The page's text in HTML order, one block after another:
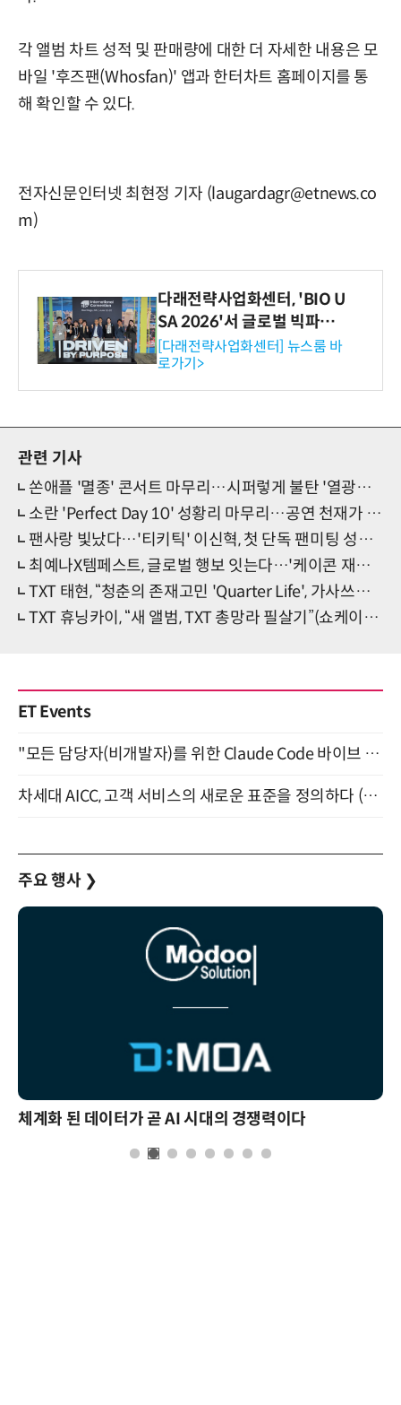
각 앨범 차트 성적 및 판매량에 대한 더 자세한 내용은 모
바일 '후즈팬(Whosfan)' 앱과 한터차트 홈페이지를 통
해 확인할 수 있다.
전자신문인터넷 최현정 기자 (laugardagr@etnews.co
m)
다래전략사업화센터, 'BIO U
SA 2026'서 글로벌 빅파마
와의 비즈니스 미팅 지원…K
-바이오 해외 진출 교두보 확
보
[다래전략사업화센터] 뉴스룸 바
로가기>
관련 기사
쏜애플 '멸종' 콘서트 마무리…시퍼렇게 불탄 '열광의 도가니'
소란 'Perfect Day 10' 성황리 마무리…공연 천재가 선물한 '완벽한 날'
팬사랑 빛났다…'티키틱' 이신혁, 첫 단독 팬미팅 성황리 마무리
최예나X템페스트, 글로벌 행보 잇는다…'케이콘 재팬 2024' 출격
TXT 태현, “청춘의 존재고민 'Quarter Life', 가사쓰면서도 용기”(쇼케이스)
TXT 휴닝카이, “새 앨범, TXT 총망라 필살기”(쇼케이스)
ET Events
"모든 담당자(비개발자)를 위한 Claude Code 바이브 코딩 2-day 부트캠프" 9월 16~17일 개최
차세대 AICC, 고객 서비스의 새로운 표준을 정의하다 (9/9)
주요 행사 ❯
체계화 된 데이터가 곧 AI 시대의 경쟁력이다